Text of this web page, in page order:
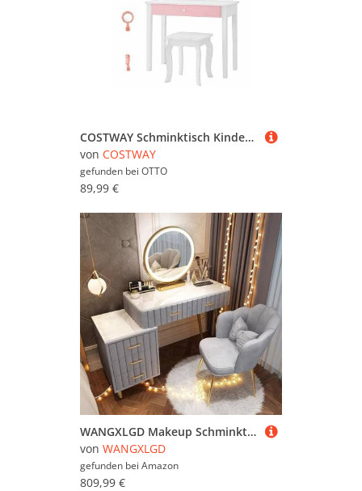
COSTWAY Schminktisch Kinder, mit Spiegel & Hocker, holz
von COSTWAY
gefunden bei OTTO
89,99 €
WANGXLGD Makeup Schminktisch, Schminktisch mit Spiegel und weich gepolstertem Hocker mit Schublade und Hocker für das Schlafzimmer (Grey,80cm/31.5in)
von WANGXLGD
gefunden bei Amazon
809,99 €